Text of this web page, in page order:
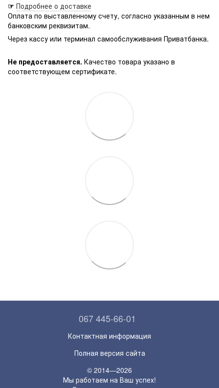
☞ Подробнее о доставке
Оплата по выставленному счету, согласно указанным в нем
банковским реквизитам.
Через кассу или терминал самообслуживания Приватбанка.
Не предоставляется. Качество товара указано в
соответствующем сертификате.
067 445-66-01
Контактная информация
Полная версия сайта
© 2014—2026
Мы работаем на Ваш успех!